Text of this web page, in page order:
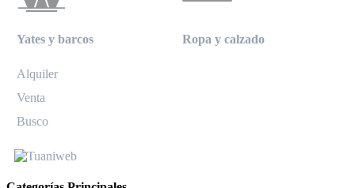
Yates y barcos
Alquiler
Venta
Busco
Ropa y calzado